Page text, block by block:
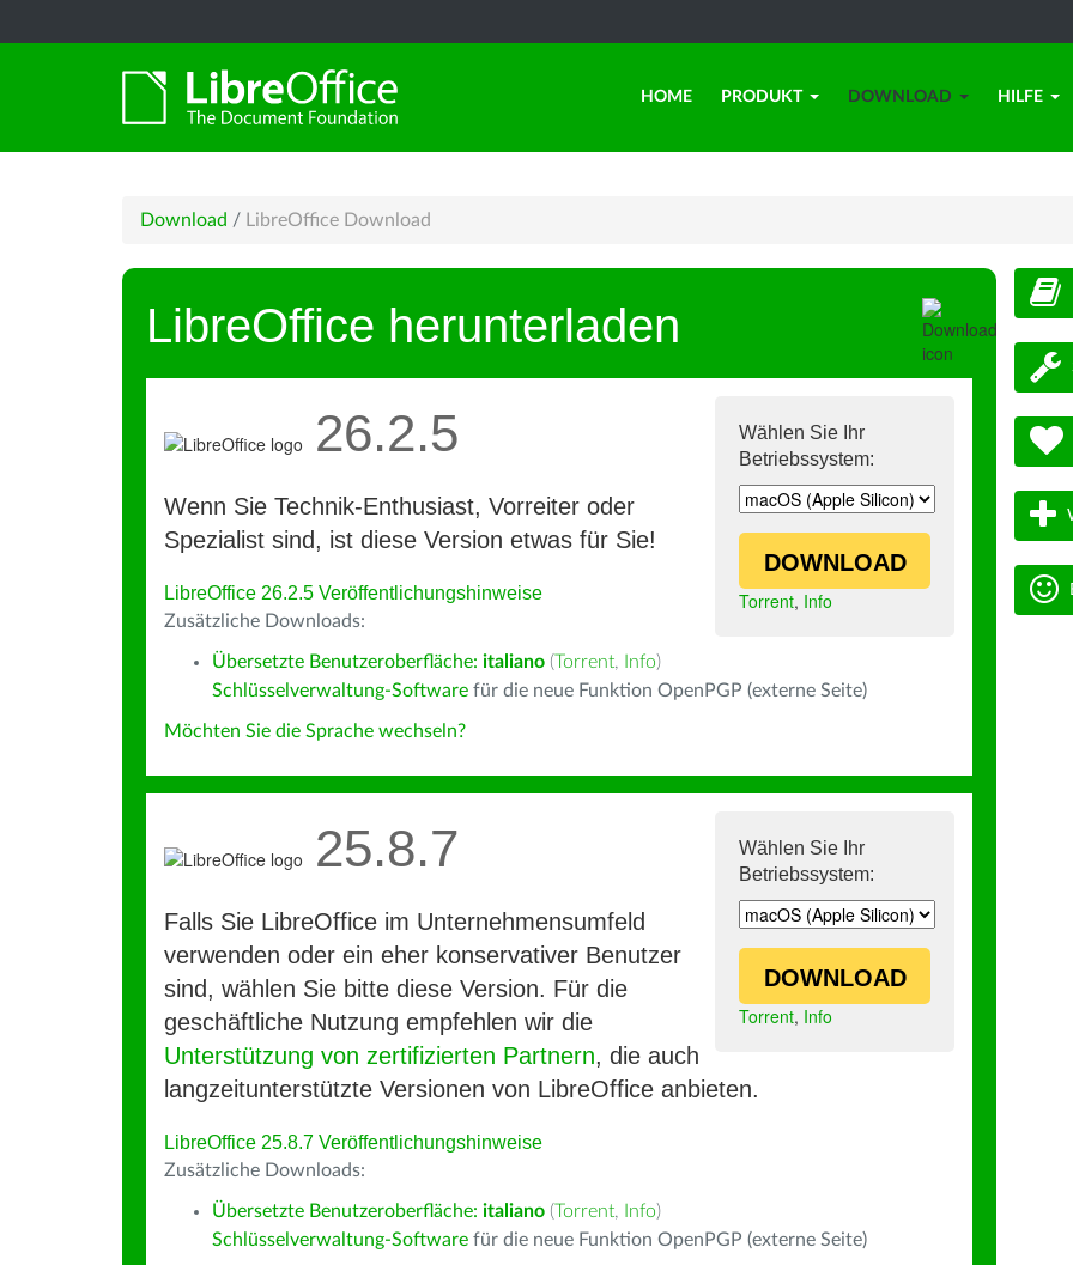
HOME PRODUKT DOWNLOAD HILFE
Download / LibreOffice Download
LibreOffice herunterladen
Wählen Sie Ihr
Betriebssystem:
DOWNLOAD
Torrent, Info
26.2.5
Wenn Sie Technik-Enthusiast, Vorreiter oder
Spezialist sind, ist diese Version etwas für Sie!
LibreOffice 26.2.5 Veröffentlichungshinweise
Zusätzliche Downloads:
Übersetzte Benutzeroberfläche: italiano (Torrent, Info)
Schlüsselverwaltung-Software für die neue Funktion OpenPGP (externe Seite)
Möchten Sie die Sprache wechseln?
Wählen Sie Ihr
Betriebssystem:
DOWNLOAD
Torrent, Info
25.8.7
Falls Sie LibreOffice im Unternehmensumfeld
verwenden oder ein eher konservativer Benutzer
sind, wählen Sie bitte diese Version. Für die
geschäftliche Nutzung empfehlen wir die
Unterstützung von zertifizierten Partnern, die auch
langzeitunterstützte Versionen von LibreOffice anbieten.
LibreOffice 25.8.7 Veröffentlichungshinweise
Zusätzliche Downloads:
Übersetzte Benutzeroberfläche: italiano (Torrent, Info)
Schlüsselverwaltung-Software für die neue Funktion OpenPGP (externe Seite)